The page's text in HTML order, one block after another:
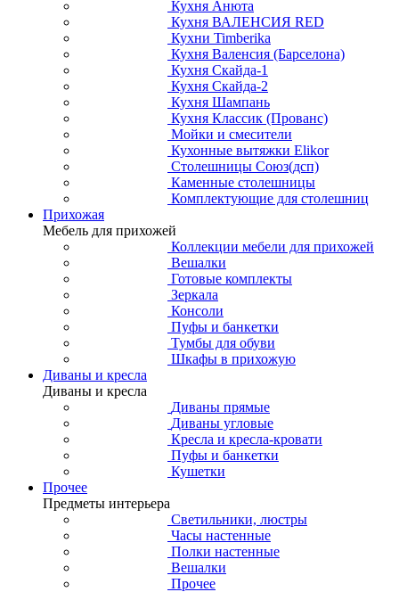
Кухня Анюта
Кухня ВАЛЕНСИЯ RED
Кухни Timberika
Кухня Валенсия (Барселона)
Кухня Скайда-1
Кухня Скайда-2
Кухня Шампань
Кухня Классик (Прованс)
Мойки и смесители
Кухонные вытяжки Elikor
Столешницы Союз(дсп)
Каменные столешницы
Комплектующие для столешниц
Прихожая
Мебель для прихожей
Коллекции мебели для прихожей
Вешалки
Готовые комплекты
Зеркала
Консоли
Пуфы и банкетки
Тумбы для обуви
Шкафы в прихожую
Диваны и кресла
Диваны и кресла
Диваны прямые
Диваны угловые
Кресла и кресла-кровати
Пуфы и банкетки
Кушетки
Прочее
Предметы интерьера
Светильники, люстры
Часы настенные
Полки настенные
Вешалки
Прочее